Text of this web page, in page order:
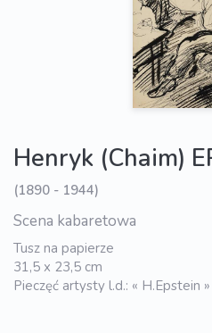
Henryk (Chaim)
(1890 - 1944)
Scena kabaretowa
Tusz na papierze
31,5 x 23,5 cm
Pieczęć artysty l.d.: « H.Epstein »